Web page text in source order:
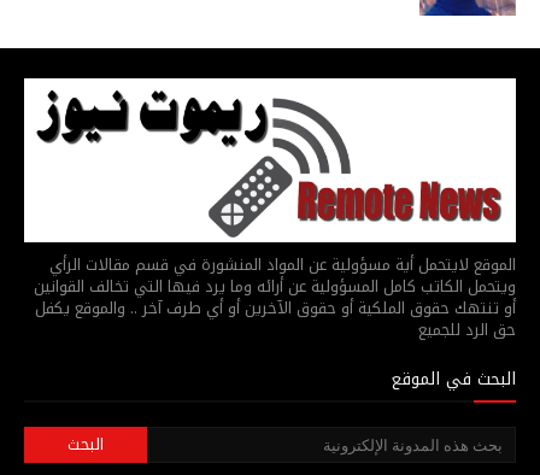
الموقع لايتحمل أية مسؤولية عن المواد المنشورة في قسم مقالات الرأي
ويتحمل الكاتب كامل المسؤولية عن أرائه وما يرد فيها التي تخالف القوانين
أو تنتهك حقوق الملكية أو حقوق الآخرين أو أي طرف آخر .. والموقع يكفل
حق الرد للجميع
البحث في الموقع